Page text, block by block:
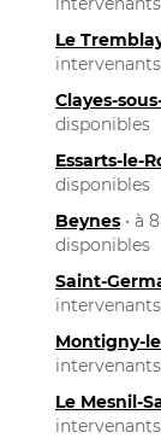
Le
Clayes-
disponibles
Essarts-le-
disponibles
Beynes • à
disponibles
Saint-
Montigny-
Le Mesnil-